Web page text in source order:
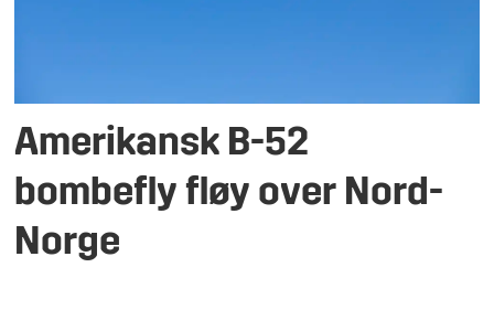
Amerikansk B-52
bombefly fløy over Nord-
Norge